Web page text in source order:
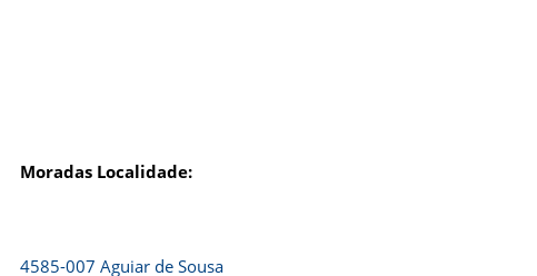
Moradas Localidade:
4585-007 Aguiar de Sousa